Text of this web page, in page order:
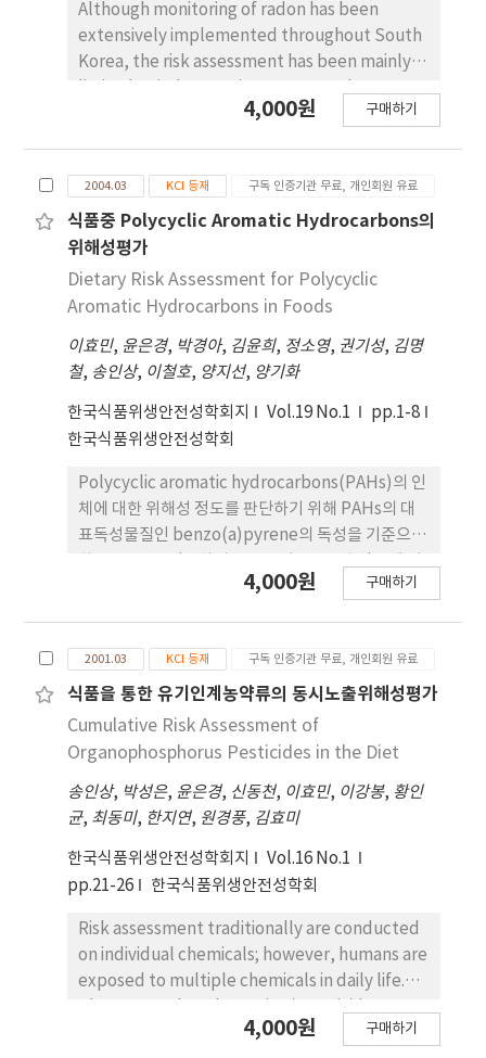
Although monitoring of radon has been
extensively implemented throughout South
Korea, the risk assessment has been mainly
schools, workplaces, and multi-use facilities,
differences in radon exposure according to
two groups (< 1 and 1-6 years old) were
evaluated considering various indoor and
outdoor environments, timeactivity
patterns, variations in radon concentrations,
and dwelling type (single detached and
apartment house) using Monte-Carlo
simulation. The distribution and
representative values of radon concentration
by micro-environments were confirmed
through the Anders-Darling test, and a
uniform distribution was applied in case of
uncertainty. The effective dose ranged from
1.81 ± 1.19 to 2.81 ± 3.02mSv/y. Comparing
the levels recommended by EPA, WHO, and
ICRP with the value of the 95th percentile of
recommended levels. Infants that spend a
lot of time in homes with relatively high
levels of concentration of radon are assessed
exposure.
4,000원 구매하기
2004.03 KCI 등재 구독 인증기관 무료, 개인회원 유료
식품중 Polycyclic Aromatic Hydrocarbons의
위해성평가
Dietary Risk Assessment for Polycyclic
Aromatic Hydrocarbons in Foods
이효민, 윤은경, 박경아, 김윤희, 정소영, 권기성, 김명
철, 송인상, 이철호, 양지선, 양기화
한국식품위생안전성학회지 Vol.19 No.1
pp.1-8
한국식품위생안전성학회
Polycyclic aromatic hydrocarbons(PAHs)의 인
체에 대한 위해성 정도를 판단하기 위해 PAHs의 대
표독성물질인 benzo(a)pyrene의 독성을 기준으로
한 위해성 평가를 수행하였다. 숯불구이쇠고기, 숯불
숯불구이닭고기에서 총 PAHs농도가 9.3 ppb로 가
장 높게 검출되었으며 각각의 congener들 모두 다
른 식품에서 보다 높게 나타났다. 반면에 숯불구이쇠
고기, 베이컨, 숯불구이돼지고기, 햄 및 식용유지의
ppb 및 1.2 ppb로 비교적 낮은 값을 나타냈다. TEFs
값을 적용하여 환산된 오염도 값의 경우에서도 숯불
구이닭고기가 가장 높은 값을 보였고, congener들
의 농도를 비교했을 때 숯불구이닭고기, 숯불구이돼
지고기, 베이컨, 숯불구이쇠고기 및 햄에서 모두 BaP
의 농도가 각각 1.88 ㎍-TEQ_BaP/kg, 0.19 ㎍-
TEQ_BaP/kg, 0.08 ㎍-TEQ_BaP/kg, 0.04 ㎍-
TEQ_BaP/kg 및 0.02 ㎍-TEQ_BaP/kg로
congener들 중 가장 높게 나타났고 식용유지에서는
dibenzo(a, h)anthracene의 농도가 0.21㎍-
4,000원 구매하기
2001.03 KCI 등재 구독 인증기관 무료, 개인회원 유료
식품을 통한 유기인계농약류의 동시노출위해성평가
Cumulative Risk Assessment of
Organophosphorus Pesticides in the Diet
송인상, 박성은, 윤은경, 신동천, 이효민, 이강봉, 황인
균, 최동미, 한지연, 원경풍, 김효미
한국식품위생안전성학회지
Vol.16 No.1
pp.21-26
한국식품위생안전성학회
Risk assessment traditionally are conducted
on individual chemicals; however, humans are
exposed to multiple chemicals in daily life.
considered in a single risk assessment
4,000원 구매하기